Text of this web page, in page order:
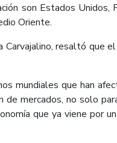
son Estados Unidos,
Oriente.
resaltó que
mundiales que han
mercados, no solo
que ya viene por